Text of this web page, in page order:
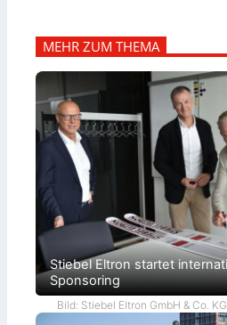
MEHR ZUM THEMA
Stiebel Eltron startet
Sponsoring
Bild: Stiebel Eltron GmbH & Co. KG